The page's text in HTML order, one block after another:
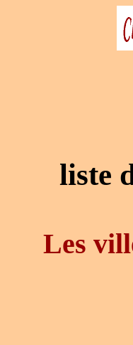
liste
Les